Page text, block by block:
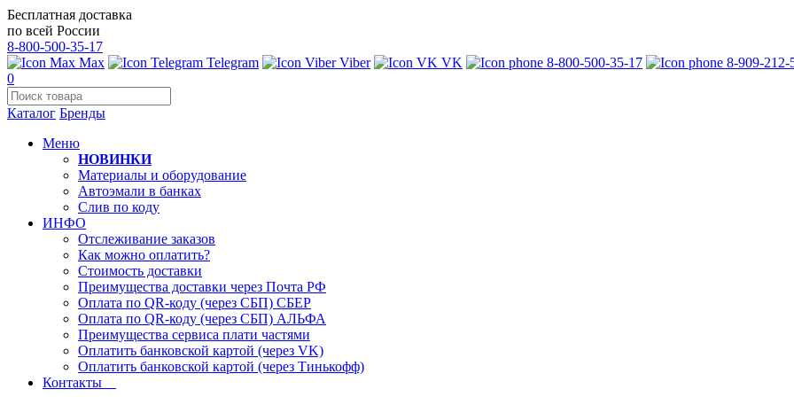
Бесплатная доставка
по всей России
8-800-500-35-17
Max
Telegram Viber VK 8-800-500-35-17
8-909-212-
0
Каталог Бренды
Меню
НОВИНКИ
Материалы и оборудование
Автоэмали в банках
Слив по коду
ИНФО
Отслеживание заказов
Как можно оплатить?
Стоимость доставки
Преимущества доставки через Почта РФ
Оплата по QR-коду (через СБП) СБЕР
Оплата по QR-коду (через СБП) АЛЬФА
Преимущества сервиса плати частями
Оплатить банковской картой (через VK)
Оплатить банковской картой (через Тинькофф)
Контакты